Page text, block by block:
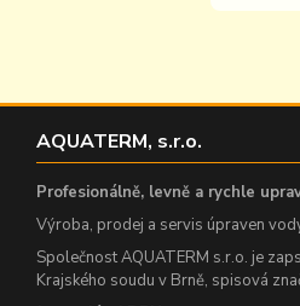
AQUATERM, s.r.o.
Profesionálně, levně a rychle
Výroba, prodej a servis úpraven
Společnost AQUATERM s.r.o. je
Krajského soudu v Brně, spisová